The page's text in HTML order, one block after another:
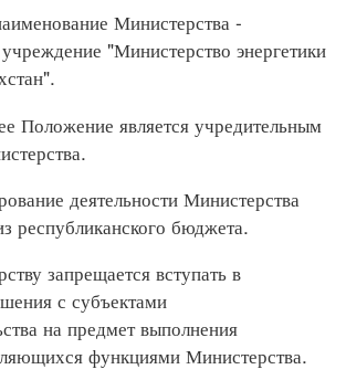
Министерства -
"Министерство энергетики
является учредительным
деятельности Министерства
республиканского бюджета.
запрещается вступать в
с субъектами
на предмет выполнения
функциями Министерства.